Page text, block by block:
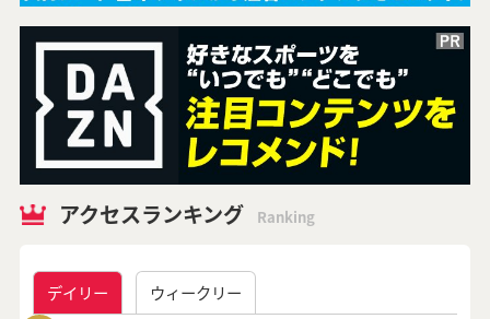
アクセスランキング Ranking
デイリー ウィークリー